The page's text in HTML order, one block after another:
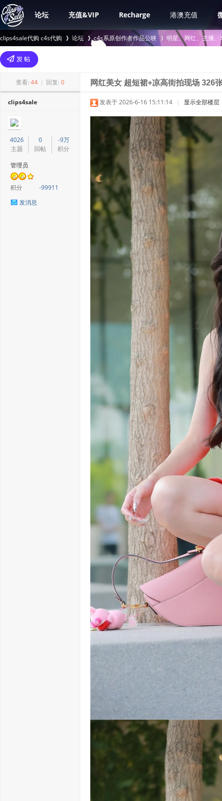
论坛 充值&VIP Recharge 港澳充值
clips4sale代购 c4s代购
>
论坛 c4s系原创作者作品公映
›
明星、网红、主播
查看: 44 | 回复: 0 网红美女 超短裙+凉高街拍现场 326
clips4sale
4026
主题
0
回帖
-9万
积分
管理员
积分
-99911
发消息
发表于 2026-6-16 15:11:14 | 显示全部楼层